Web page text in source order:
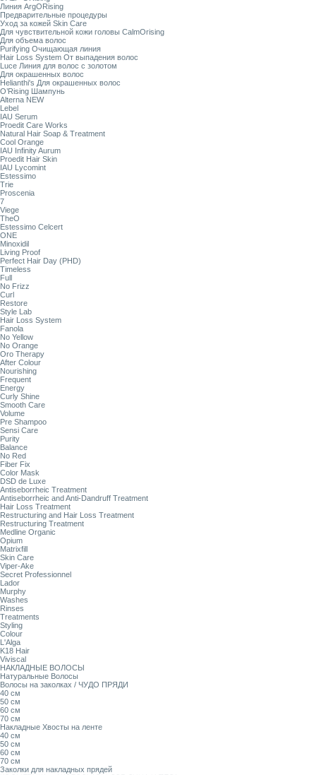
Линия ArgORising
Предварительные процедуры
Уход за кожей Skin Care
Для чувствительной кожи головы CalmOrising
Для объема волос
Purifying Очищающая линия
Hair Loss System От выпадения волос
Luce Линия для волос с золотом
Для окрашенных волос
Helianthi's Для окрашенных волос
O’Rising Шампунь
Alterna NEW
Lebel
IAU Serum
Proedit Care Works
Natural Hair Soap & Treatment
Cool Orange
IAU Infinity Aurum
Proedit Hair Skin
IAU Lycomint
Estessimo
Trie
Proscenia
7
Viege
TheO
Estessimo Celcert
ONE
Minoxidil
Living Proof
Perfect Hair Day (PHD)
Timeless
Full
No Frizz
Curl
Restore
Style Lab
Hair Loss System
Fanola
No Yellow
No Orange
Oro Therapy
After Colour
Nourishing
Frequent
Energy
Curly Shine
Smooth Care
Volume
Pre Shampoo
Sensi Care
Purity
Balance
No Red
Fiber Fix
Color Mask
DSD de Luxe
Antiseborrheic Treatment
Antiseborrheic and Anti-Dandruff Treatment
Hair Loss Treatment
Restructuring and Hair Loss Treatment
Restructuring Treatment
Medline Organic
Opium
Matrixfill
Skin Care
Viper-Ake
Secret Professionnel
Lador
Murphy
Washes
Rinses
Treatments
Styling
Colour
L'Alga
K18 Hair
Viviscal
НАКЛАДНЫЕ ВОЛОСЫ
Натуральные Волосы
Волосы на заколках / ЧУДО ПРЯДИ
40 см
50 см
60 см
70 см
Накладные Хвосты на ленте
40 см
50 см
60 см
70 см
Заколки для накладных прядей